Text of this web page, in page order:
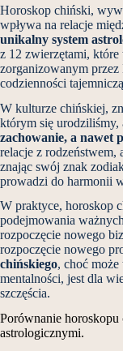
Horoskop chiński,
wpływa na relacje
unikalny system
z 12 zwierzętami, które
zorganizowanym
codzienności
W kulturze chińskiej,
którym się urodziliśmy,
zachowanie, a nawet
relacje z rodzeństwem,
znając swój znak
prowadzi do harmonii
W praktyce, horoskop
podejmowania
rozpoczęcie nowego
rozpoczęcie nowego
chińskiego, choć może
mentalności, jest dla
szczęścia.
Porównanie
astrologicznymi.